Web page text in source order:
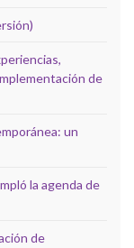
de
un
la agenda de
de